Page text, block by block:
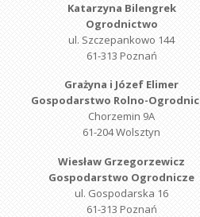
Katarzyna Bilengrek
Ogrodnictwo
ul. Szczepankowo 144
61-313 Poznań
Grażyna i Józef Elimer
Gospodarstwo Rolno-
Chorzemin 9A
61-204 Wolsztyn
Wiesław Grzegorzewicz
Gospodarstwo Ogrodnicze
ul. Gospodarska 16
61-313 Poznań